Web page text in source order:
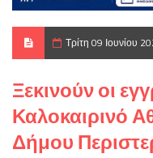
Τρίτη 09 Ιουνίου
Ξεκινούν οι
Καλοκαιρινό
Δήμου